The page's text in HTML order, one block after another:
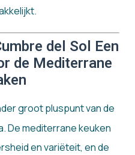
del Sol Een
de Mediterrane
groot pluspunt van de
De mediterrane keuken
en variëteit, en de